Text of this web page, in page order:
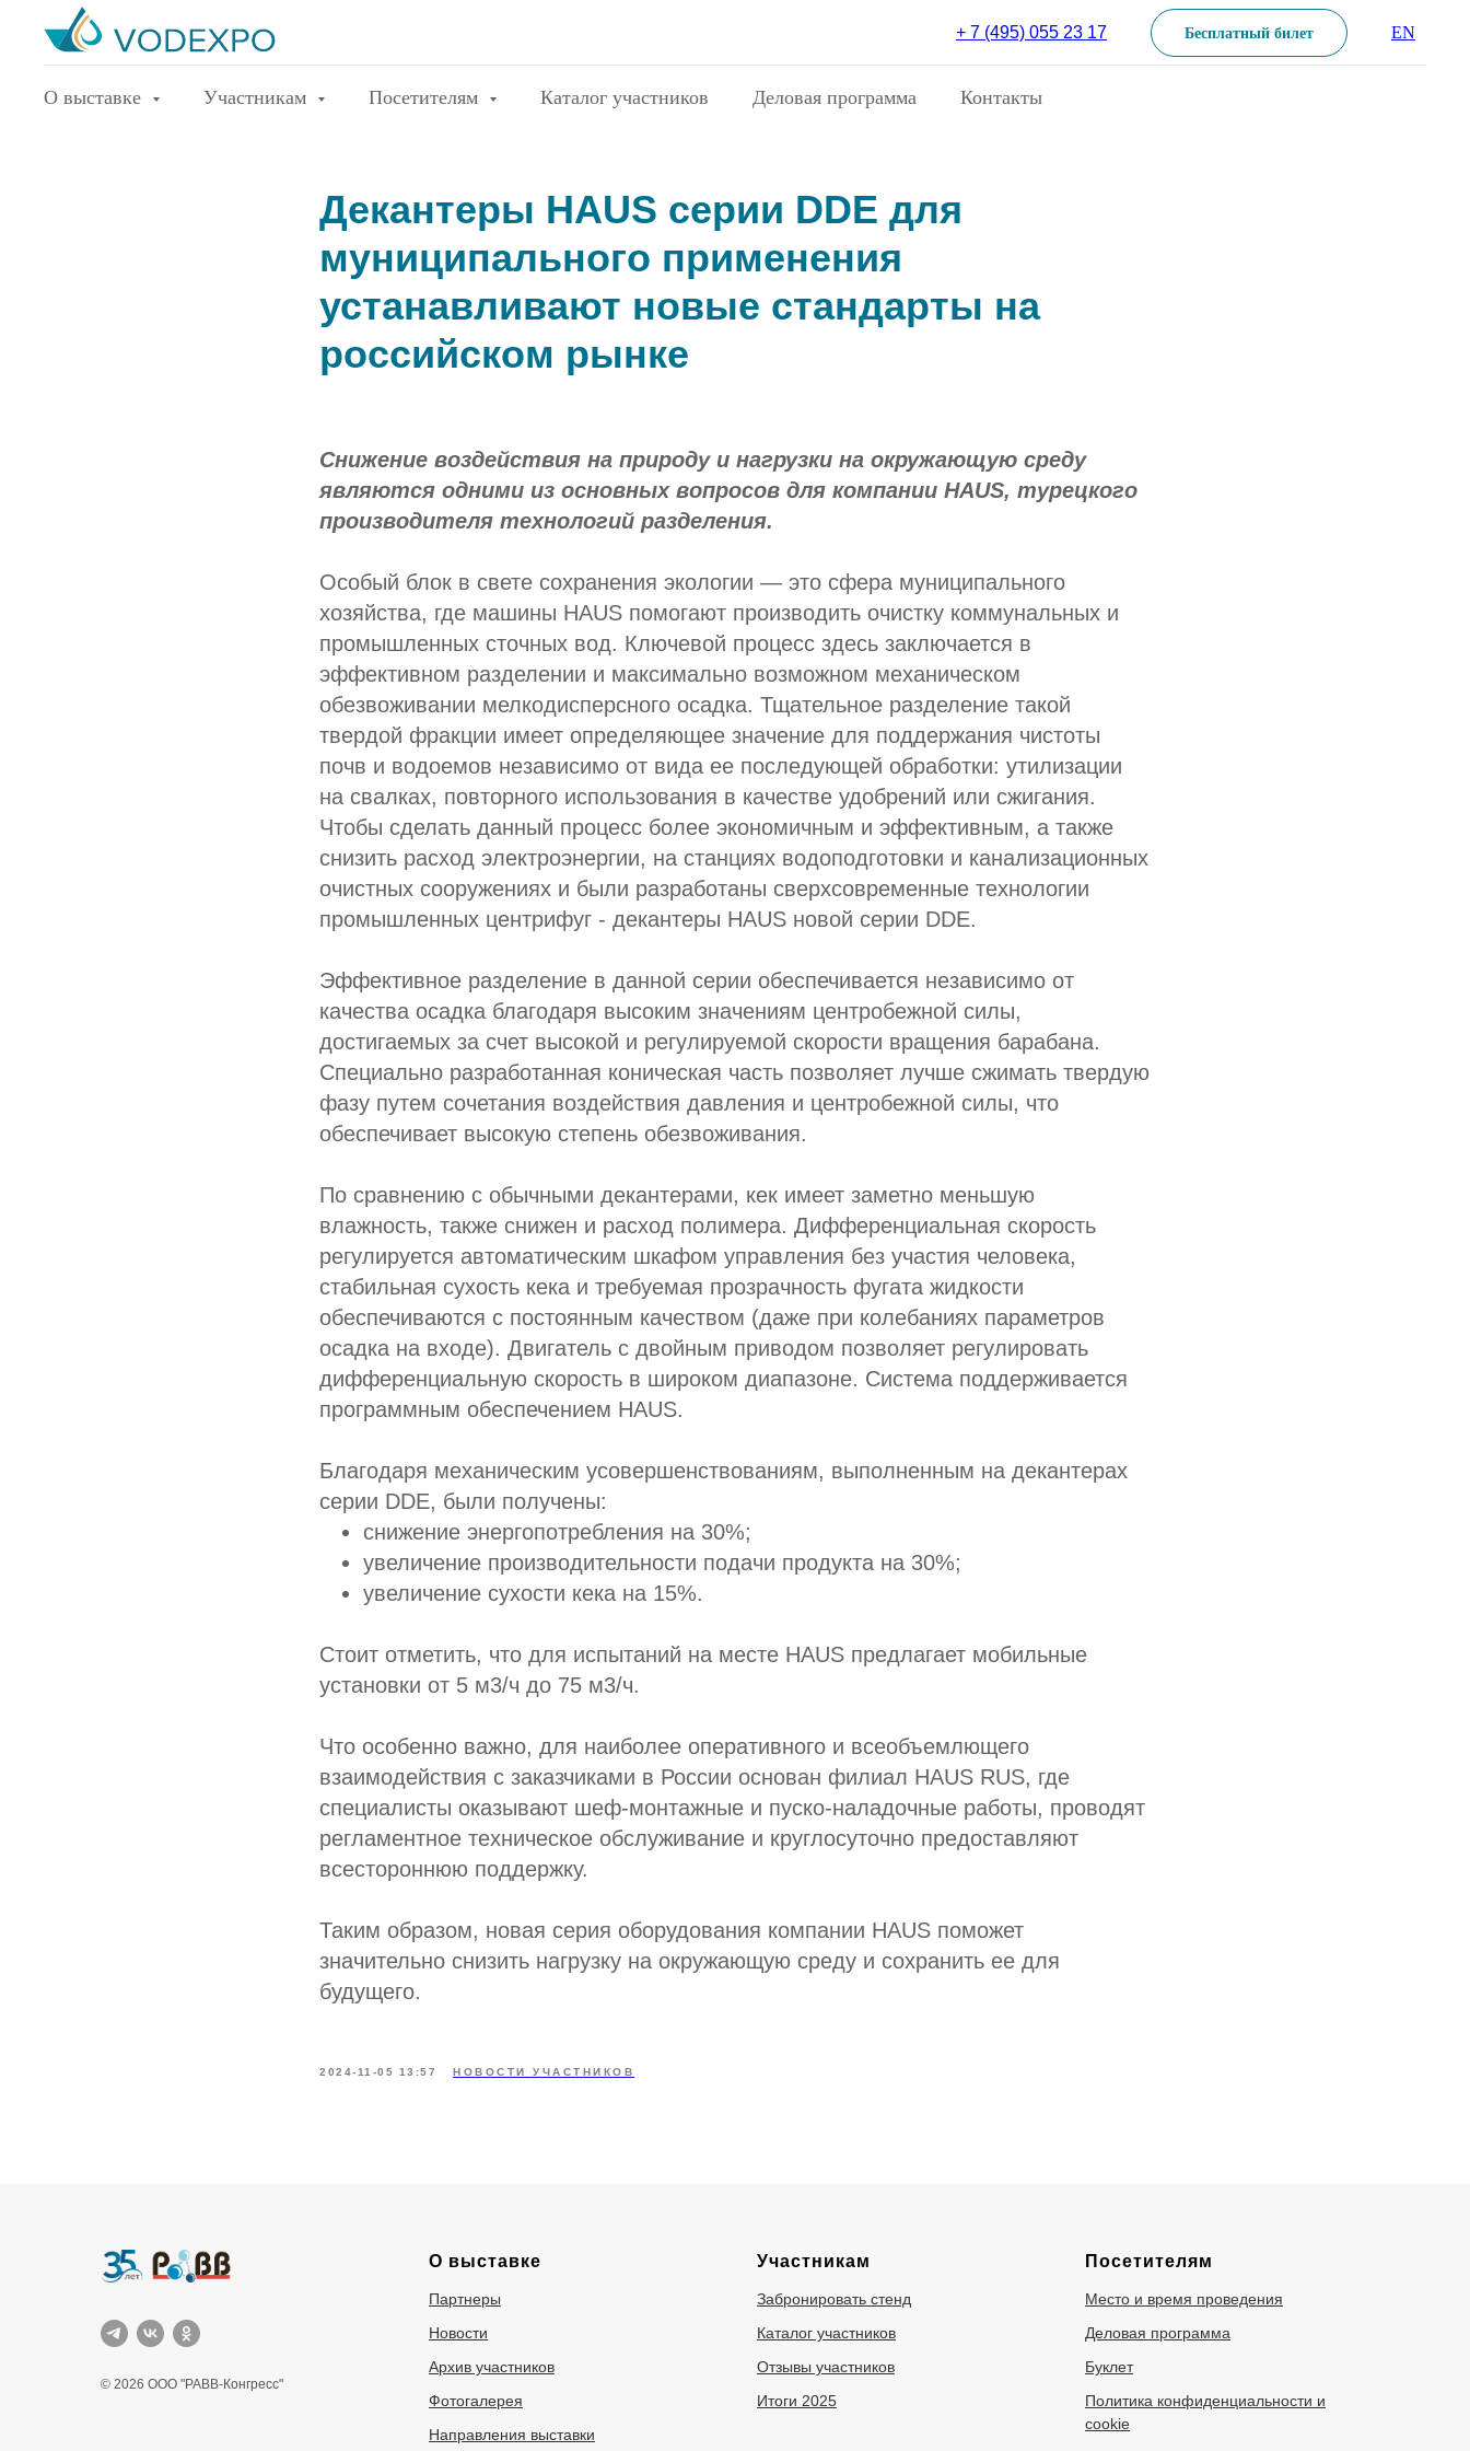
+ 7 (495) 055 23 17 Бесплатный билет EN
О выставке Участникам Посетителям Каталог участников Деловая программа Контакты
Декантеры HAUS серии DDE для
муниципального применения
устанавливают новые стандарты на
российском рынке
Снижение воздействия на природу и нагрузки на окружающую среду
являются одними из основных вопросов для компании HAUS, турецкого
производителя технологий разделения.
Особый блок в свете сохранения экологии — это сфера муниципального
хозяйства, где машины HAUS помогают производить очистку коммунальных и
промышленных сточных вод. Ключевой процесс здесь заключается в
эффективном разделении и максимально возможном механическом
обезвоживании мелкодисперсного осадка. Тщательное разделение такой
твердой фракции имеет определяющее значение для поддержания чистоты
почв и водоемов независимо от вида ее последующей обработки: утилизации
на свалках, повторного использования в качестве удобрений или сжигания.
Чтобы сделать данный процесс более экономичным и эффективным, а также
снизить расход электроэнергии, на станциях водоподготовки и канализационных
очистных сооружениях и были разработаны сверхсовременные технологии
промышленных центрифуг - декантеры HAUS новой серии DDE.
Эффективное разделение в данной серии обеспечивается независимо от
качества осадка благодаря высоким значениям центробежной силы,
достигаемых за счет высокой и регулируемой скорости вращения барабана.
Специально разработанная коническая часть позволяет лучше сжимать твердую
фазу путем сочетания воздействия давления и центробежной силы, что
обеспечивает высокую степень обезвоживания.
По сравнению с обычными декантерами, кек имеет заметно меньшую
влажность, также снижен и расход полимера. Дифференциальная скорость
регулируется автоматическим шкафом управления без участия человека,
стабильная сухость кека и требуемая прозрачность фугата жидкости
обеспечиваются с постоянным качеством (даже при колебаниях параметров
осадка на входе). Двигатель с двойным приводом позволяет регулировать
дифференциальную скорость в широком диапазоне. Система поддерживается
программным обеспечением HAUS.
Благодаря механическим усовершенствованиям, выполненным на декантерах
серии DDE, были получены:
снижение энергопотребления на 30%;
увеличение производительности подачи продукта на 30%;
увеличение сухости кека на 15%.
Стоит отметить, что для испытаний на месте HAUS предлагает мобильные
установки от 5 м3/ч до 75 м3/ч.
Что особенно важно, для наиболее оперативного и всеобъемлющего
взаимодействия с заказчиками в России основан филиал HAUS RUS, где
специалисты оказывают шеф-монтажные и пуско-наладочные работы, проводят
регламентное техническое обслуживание и круглосуточно предоставляют
всестороннюю поддержку.
Таким образом, новая серия оборудования компании HAUS поможет
значительно снизить нагрузку на окружающую среду и сохранить ее для
будущего.
2024-11-05 13:57 НОВОСТИ УЧАСТНИКОВ
© 2026 ООО "РАВВ-Конгресс"
О выставке
Партнеры
Новости
Архив участников
Фотогалерея
Направления выставки
Участникам
Забронировать стенд
Каталог участников
Отзывы участников
Итоги 2025
Посетителям
Место и время проведения
Деловая программа
Буклет
Политика конфиденциальности и
cookie